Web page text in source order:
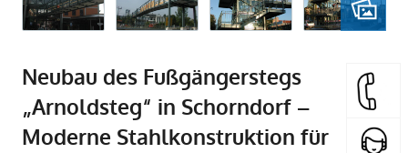
Neubau des Fußgängerstegs
„Arnoldsteg“ in Schorndorf –
Moderne Stahlkonstruktion für